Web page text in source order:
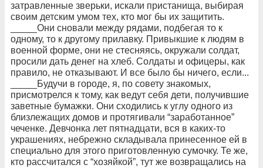
затравленные зверьки, искали пристанища, выбирая
своим детским умом тех, кто мог бы их защитить.
_____Они сновали между рядами, подбегая то к
одному, то к другому прилавку. Привыкшие к людям в
военной форме, они не стесняясь, окружали солдат,
просили дать денег на хлеб. Солдаты и офицеры, как
правило, не отказывают. И все было бы ничего, если...
_____Будучи в городе, я, по совету знакомых,
присмотрелся к тому, как ведут себя дети, получившие
заветные бумажки. Они сходились к углу одного из
близлежащих домов и протягивали “заработанное”
чеченке. Девчонка лет пятнадцати, вся в каких-то
украшениях, небрежно складывала принесенное ей в
специально для этого приготовленную сумочку. Те же,
кто рассчитался с “хозяйкой”, тут же возвращались на